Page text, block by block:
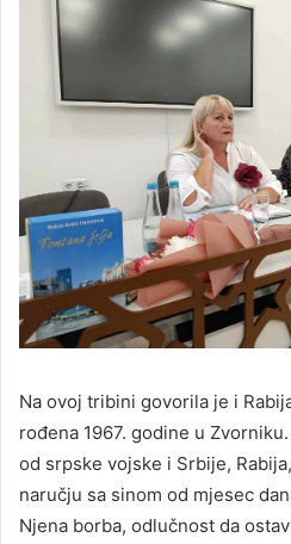
Na ovoj tribini govorila je i
rođena 1967. godine u
od srpske vojske i Srbije,
naručju sa sinom od mjesec
Njena borba, odlučnost da